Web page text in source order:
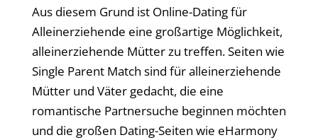
Aus diesem Grund ist Online-Dating für
Alleinerziehende eine großartige Möglichkeit,
alleinerziehende Mütter zu treffen. Seiten wie
Single Parent Match sind für alleinerziehende
Mütter und Väter gedacht, die eine
romantische Partnersuche beginnen möchten
und die großen Dating-Seiten wie eHarmony